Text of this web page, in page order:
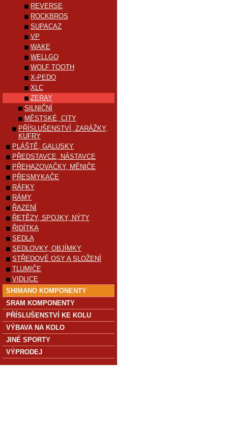
REVERSE
ROCKBROS
SUPACAZ
VP
WAKE
WELLGO
WOLF TOOTH
X-PEDO
XLC
ZERAY
SILNIČNÍ
MĚSTSKÉ, CITY
PŘÍSLUŠENSTVÍ, ZARÁŽKY,
KUFRY
PLÁŠTĚ, GALUSKY
PŘEDSTAVCE, NÁSTAVCE
PŘEHAZOVAČKY, MĚNIČE
PŘESMYKAČE
RÁFKY
RÁMY
ŘAZENÍ
ŘETĚZY, SPOJKY, NÝTY
ŘIDÍTKA
SEDLA
SEDLOVKY, OBJÍMKY
STŘEDOVÉ OSY A SLOŽENÍ
TLUMIČE
VIDLICE
SHIMANO KOMPONENTY
SRAM KOMPONENTY
PŘÍSLUŠENSTVÍ KE KOLU
VÝBAVA NA KOLO
JINÉ SPORTY
VÝPRODEJ